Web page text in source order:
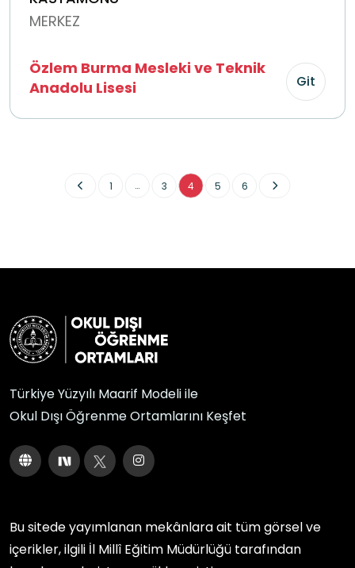
MERKEZ
Özlem Burma Mesleki ve Teknik
Anadolu Lisesi
Git
1 ... 3 4 5 6
Türkiye Yüzyılı Maarif Modeli ile
Okul Dışı Öğrenme Ortamlarını Keşfet
Bu sitede yayımlanan mekânlara ait tüm görsel ve
içerikler, ilgili İl Millî Eğitim Müdürlüğü tarafından